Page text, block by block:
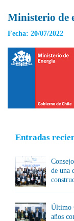
Ministerio de
Fecha: 20/07/2022
Entradas
de una
Último
años